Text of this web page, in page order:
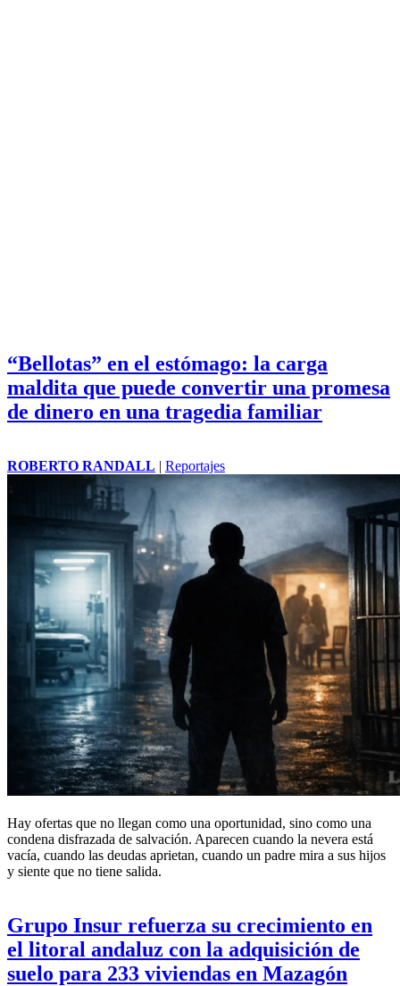
“Bellotas” en el estómago: la carga
maldita que puede convertir una promesa
de dinero en una tragedia familiar
ROBERTO RANDALL | Reportajes
Hay ofertas que no llegan como una oportunidad, sino como una
condena disfrazada de salvación. Aparecen cuando la nevera está
vacía, cuando las deudas aprietan, cuando un padre mira a sus hijos
y siente que no tiene salida.
Grupo Insur refuerza su crecimiento en
el litoral andaluz con la adquisición de
suelo para 233 viviendas en Mazagón